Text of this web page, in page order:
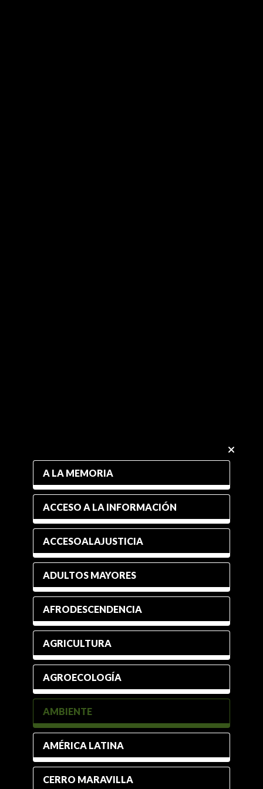
A LA MEMORIA
ACCESO A LA INFORMACIÓN
ACCESOALAJUSTICIA
ADULTOS MAYORES
AFRODESCENDENCIA
AGRICULTURA
AGROECOLOGÍA
AMBIENTE
AMÉRICA LATINA
CERRO MARAVILLA